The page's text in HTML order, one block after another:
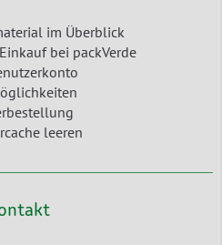
im Überblick
bei packVerde
leeren